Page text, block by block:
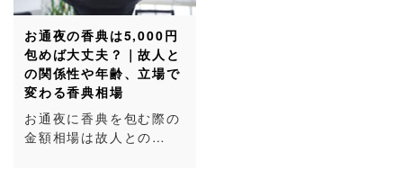
お通夜の香典は5,000円
包めば大丈夫？｜故人と
の関係性や年齢、立場で
変わる香典相場
お通夜に香典を包む際の
金額相場は故人との…